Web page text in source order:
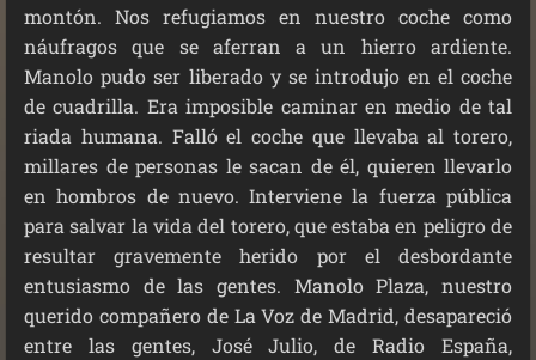
montón. Nos refugiamos en nuestro coche como
náufragos que se aferran a un hierro ardiente.
Manolo pudo ser liberado y se introdujo en el coche
de cuadrilla. Era imposible caminar en medio de tal
riada humana. Falló el coche que llevaba al torero,
millares de personas le sacan de él, quieren llevarlo
en hombros de nuevo. Interviene la fuerza pública
para salvar la vida del torero, que estaba en peligro de
resultar gravemente herido por el desbordante
entusiasmo de las gentes. Manolo Plaza, nuestro
querido compañero de La Voz de Madrid, desapareció
entre las gentes, José Julio, de Radio España,